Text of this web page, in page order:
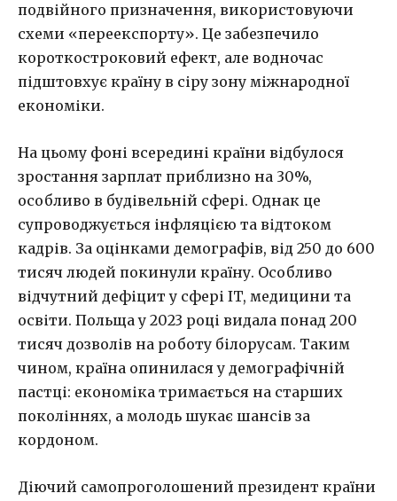
подвійного призначення, використовуючи
схеми «переекспорту». Це забезпечило
короткостроковий ефект, але водночас
підштовхує країну в сіру зону міжнародної
економіки.
На цьому фоні всередині країни відбулося
зростання зарплат приблизно на 30%,
особливо в будівельній сфері. Однак це
супроводжується інфляцією та відтоком
кадрів. За оцінками демографів, від 250 до 600
тисяч людей покинули країну. Особливо
відчутний дефіцит у сфері IT, медицини та
освіти. Польща у 2023 році видала понад 200
тисяч дозволів на роботу білорусам. Таким
чином, країна опинилася у демографічній
пастці: економіка тримається на старших
поколіннях, а молодь шукає шансів за
кордоном.
Діючий самопроголошений президент країни